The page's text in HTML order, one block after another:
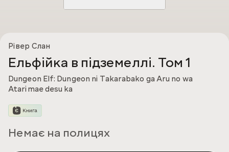
Рівер Слан
Ельфійка в підземеллі. Том 1
Dungeon Elf: Dungeon ni Takarabako ga Aru no wa
Atarimae desu ka
Немає на полицях